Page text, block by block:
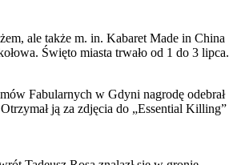
ale także m. in. Kabaret Made in China
Święto miasta trwało od 1 do 3 lipca.
Fabularnych w Gdyni nagrodę odebrał
ją za zdjęcia do „Essential Killing”